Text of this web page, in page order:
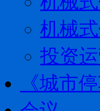
机械
投资
《城市停